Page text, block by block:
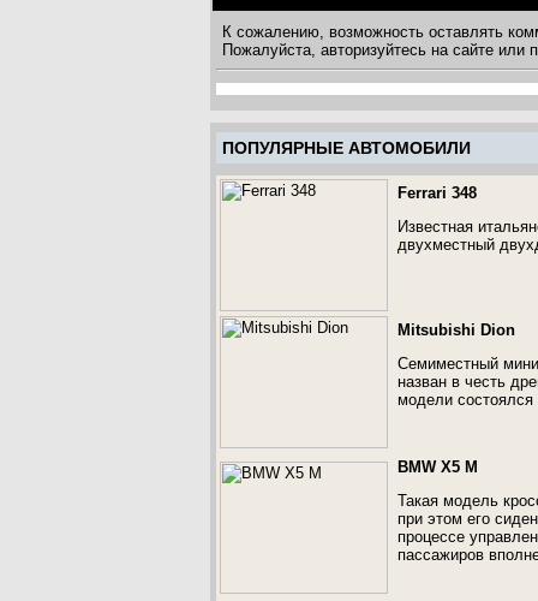
К сожалению, возможность оставлять
Пожалуйста, авторизуйтесь на сайте
ПОПУЛЯРНЫЕ АВТОМОБИЛИ
Ferrari 348
Известная
двухместный
Mitsubishi Dion
Семиместный
назван в честь
модели состоялся
BMW X5 M
Такая модель
при этом его
процессе
пассажиров